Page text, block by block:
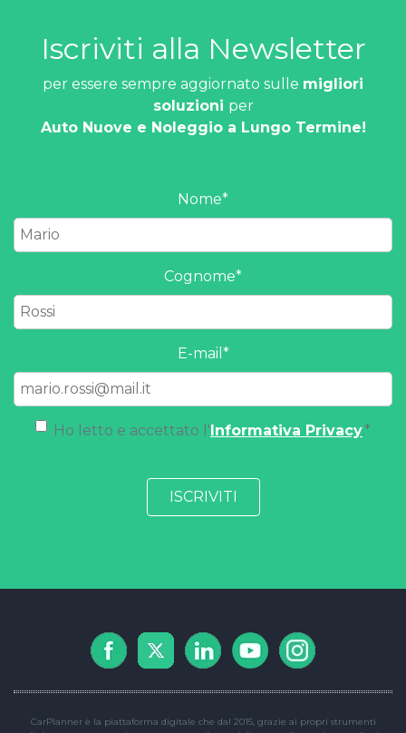
Iscriviti alla Newsletter
per essere sempre aggiornato sulle migliori
soluzioni per
Auto Nuove e Noleggio a Lungo Termine!
Nome*
Cognome*
E-mail *
Ho letto e accettato l'Informativa Privacy.*
CarPlanner è la piattaforma digitale che dal 2015, grazie ai propri strumenti